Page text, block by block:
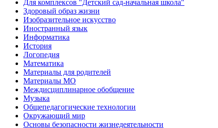
Для комплексов "Детский сад-начальная школа"
Здоровый образ жизни
Изобразительное искусство
Иностранный язык
Информатика
История
Логопедия
Математика
Материалы для родителей
Материалы МО
Междисциплинарное обобщение
Музыка
Общепедагогические технологии
Окружающий мир
Основы безопасности жизнедеятельности